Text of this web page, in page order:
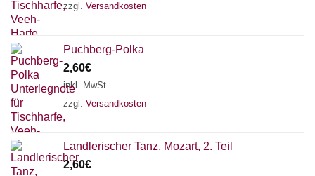
zzgl. Versandkosten
Puchberg-Polka
2,60€
inkl. MwSt.
zzgl. Versandkosten
Landlerischer Tanz, Mozart, 2. Teil
2,60€